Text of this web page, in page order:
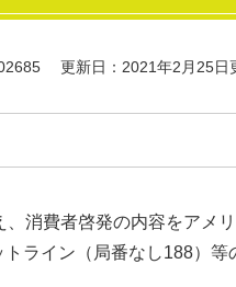
更新日：2021年2月25日
消費者啓発の内容をアメ
ライン（局番なし188）等